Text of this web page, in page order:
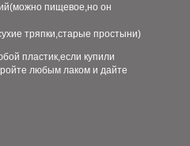
пищевое,но он
тряпки,старые простыни)
пластик,если купили
любым лаком и дайте